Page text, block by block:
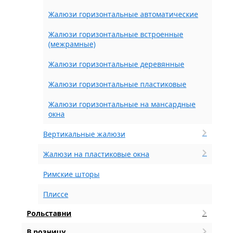
Жалюзи горизонтальные автоматические
Жалюзи горизонтальные встроенные
(межрамные)
Жалюзи горизонтальные деревянные
Жалюзи горизонтальные пластиковые
Жалюзи горизонтальные на мансардные
окна
Вертикальные жалюзи
Жалюзи на пластиковые окна
Римские шторы
Плиссе
Рольставни